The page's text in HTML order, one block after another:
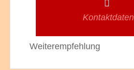
Kontaktdaten
Weiterempfehlung